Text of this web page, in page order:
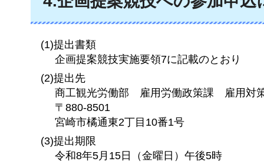
(1)提出書類
企画提案競技実施要領7に記載のとおり
(2)提出先
商工観光労働部
雇用労働政策課
雇用対
〒880-8501
宮崎市橘通東2丁目10番1号
(3)提出期限
令和8年5月15日（金曜日）午後5時